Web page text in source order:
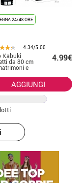
24/48 ORE
4.34/5.00
Kabuki
da 80 cm
e
4.99€
AGGIUNGI